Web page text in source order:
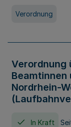
Verordnung
Verordnung
Beamtinnen
Nordrhein-
In Kraft